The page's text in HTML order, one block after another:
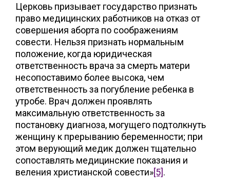
Церковь призывает государство признать
право медицинских работников на отказ от
совершения аборта по соображениям
совести. Нельзя признать нормальным
положение, когда юридическая
ответственность врача за смерть матери
несопоставимо более высока, чем
ответственность за погубление ребенка в
утробе. Врач должен проявлять
максимальную ответственность за
постановку диагноза, могущего подтолкнуть
женщину к прерыванию беременности; при
этом верующий медик должен тщательно
сопоставлять медицинские показания и
веления христианской совести»[5].